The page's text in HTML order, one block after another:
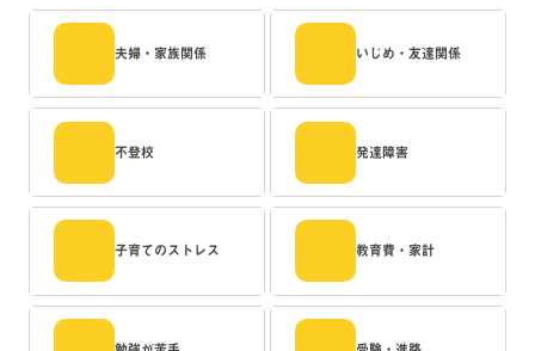
夫婦・家族関係 いじめ・友達関係
不登校 発達障害
子育てのストレス 教育費・家計